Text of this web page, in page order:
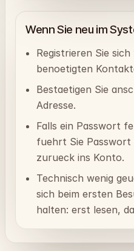
Wenn Sie neu im
Registrieren Sie
benoetigten
Bestaetigen Sie
Adresse.
Falls ein Passwort
fuehrt Sie Passwort
zurueck ins Konto.
Technisch wenig
sich beim ersten
halten: erst lesen,